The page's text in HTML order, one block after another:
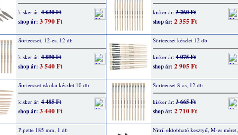
kisker ár: 4 630 Ft
shop ár: 3 790 Ft
kisker ár: 3 260 Ft
shop ár: 2 355 Ft
Sörteecset, 12-es, 12 db
kisker ár: 4 890 Ft
shop ár: 3 540 Ft
Sörteecset készlet 12 db
kisker ár: 4 075 Ft
shop ár: 2 905 Ft
Sörteecset iskolai készlet 10 db
kisker ár: 4 485 Ft
shop ár: 3 440 Ft
Sörteecset 8-as, 12 db
kisker ár: 3 665 Ft
shop ár: 2 710 Ft
Pipette 185 mm, 1 db
Nitril eldobható kesztyű, M-es méret,